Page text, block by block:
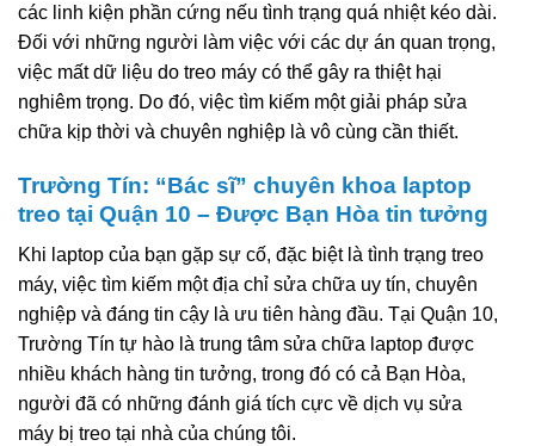
các linh kiện phần cứng nếu tình trạng quá nhiệt kéo dài.
Đối với những người làm việc với các dự án quan trọng,
việc mất dữ liệu do treo máy có thể gây ra thiệt hại
nghiêm trọng. Do đó, việc tìm kiếm một giải pháp sửa
chữa kịp thời và chuyên nghiệp là vô cùng cần thiết.
Trường Tín: “Bác sĩ” chuyên khoa laptop
treo tại Quận 10 – Được Bạn Hòa tin tưởng
Khi laptop của bạn gặp sự cố, đặc biệt là tình trạng treo
máy, việc tìm kiếm một địa chỉ sửa chữa uy tín, chuyên
nghiệp và đáng tin cậy là ưu tiên hàng đầu. Tại Quận 10,
Trường Tín tự hào là trung tâm sửa chữa laptop được
nhiều khách hàng tin tưởng, trong đó có cả Bạn Hòa,
người đã có những đánh giá tích cực về dịch vụ sửa
máy bị treo tại nhà của chúng tôi.